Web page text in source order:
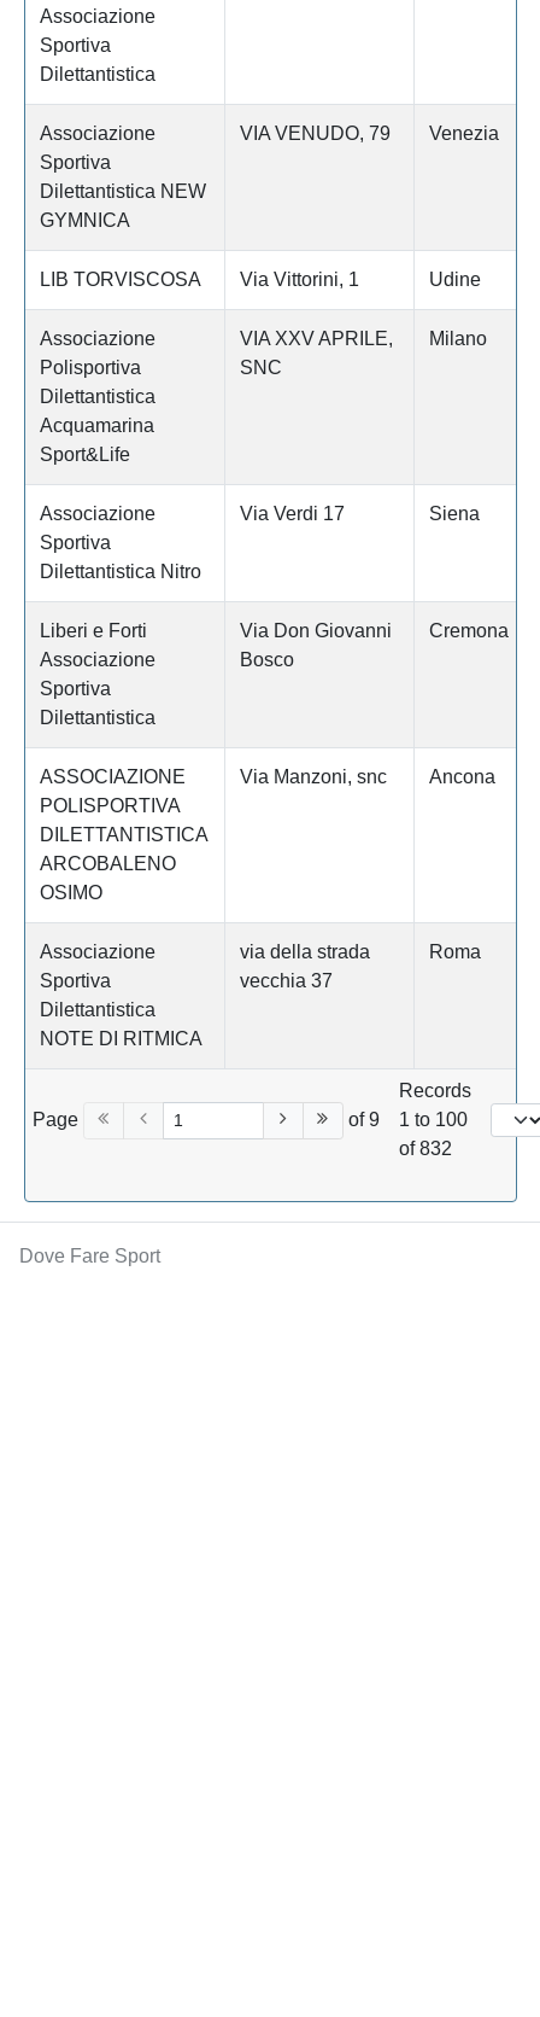
Associazione
Sportiva
Dilettantistica
Associazione
Sportiva
Dilettantistica NEW
GYMNICA
VIA VENUDO, 79 Venezia
LIB TORVISCOSA Via Vittorini, 1 Udine
Associazione
Polisportiva
Dilettantistica
Acquamarina
Sport&Life
VIA XXV APRILE,
SNC
Milano
Associazione
Sportiva
Dilettantistica Nitro
Via Verdi 17 Siena
Liberi e Forti
Associazione
Sportiva
Dilettantistica
Via Don Giovanni
Bosco
Cremona
ASSOCIAZIONE
POLISPORTIVA
DILETTANTISTICA
ARCOBALENO
OSIMO
Via Manzoni, snc Ancona
Associazione
Sportiva
Dilettantistica
NOTE DI RITMICA
via della strada
vecchia 37
Roma
Page of 9
Records
1 to 100
of 832
Dove Fare Sport